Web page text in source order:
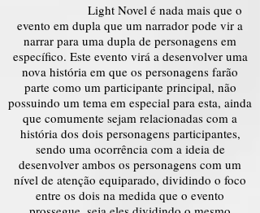
Light Novel é nada mais que o
evento em dupla que um narrador pode vir a
narrar para uma dupla de personagens em
específico. Este evento virá a desenvolver uma
nova história em que os personagens farão
parte como um participante principal, não
possuindo um tema em especial para esta, ainda
que comumente sejam relacionadas com a
história dos dois personagens participantes,
sendo uma ocorrência com a ideia de
desenvolver ambos os personagens com um
nível de atenção equiparado, dividindo o foco
entre os dois na medida que o evento